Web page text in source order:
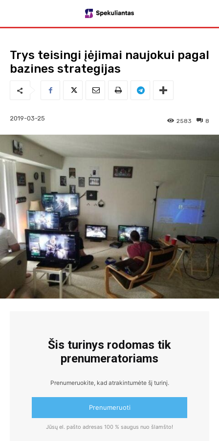
Trys teisingi įėjimai naujokui pagal
bazines strategijas
2019-03-25 8
2583
Šis turinys rodomas tik
prenumeratoriams
Prenumeruokite, kad atrakintumėte šį turinį.
Prenumeruoti
Jūsų el. pašto adresas 100 % saugus nuo šlamšto!